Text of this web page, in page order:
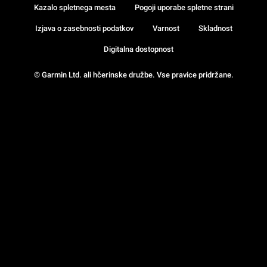
© Garmin Ltd. ali hčerinske družbe. Vse pravice pridržane.
Kazalo spletnega mesta Pogoji uporabe spletne strani
Izjava o zasebnosti podatkov Varnost Skladnost
Digitalna dostopnost